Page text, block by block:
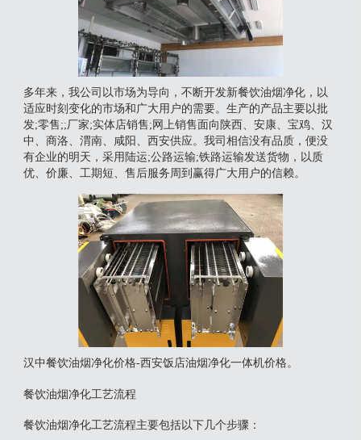
多年来，我公司以市场为导向，不断开发新餐饮油烟净化，以
适应时刻变化的市场和广大用户的需要。生产的产品主要以批
发;零售;;厂家;实体店销售;网上销售面向陕西、安康、宝鸡、汉
中、商洛、渭南、咸阳、西安供应。我司相信没有品质，便没
有企业的明天，采用陆运;公路运输;铁路运输发送货物，以质
优、价廉、工期短、售后服务周到赢得广大用户的信赖。
汉中餐饮油烟净化价格-西安饭店油烟净化一体机价格。
餐饮油烟净化工艺流程
‌餐饮油烟净化工艺流程主要包括以下几个步骤‌：